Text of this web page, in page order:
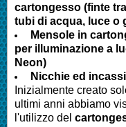
cartongesso (finte
tubi di acqua, luce o
Mensole in
per illuminazione a
Neon)
Nicchie ed
Inizialmente creato
ultimi anni abbiamo
l'utilizzo del